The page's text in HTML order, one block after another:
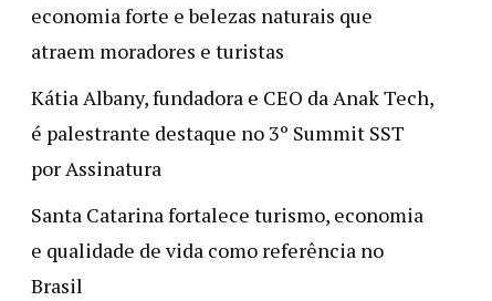
economia forte e belezas naturais que
atraem moradores e turistas
Kátia Albany, fundadora e CEO da Anak Tech,
é palestrante destaque no 3º Summit SST
por Assinatura
Santa Catarina fortalece turismo, economia
e qualidade de vida como referência no
Brasil